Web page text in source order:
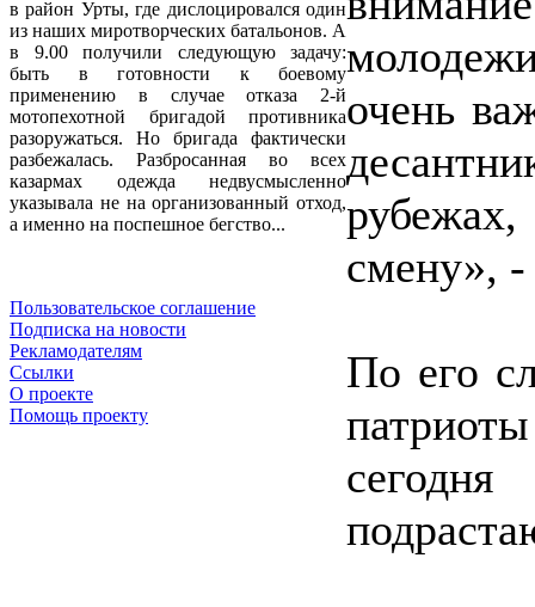
в район Урты, где дислоцировался один
из наших миротворческих батальонов. А
в 9.00 получили следующую задачу:
быть в готовности к боевому
применению в случае отказа 2-й
мотопехотной бригадой противника
разоружаться. Но бригада фактически
разбежалась. Разбросанная во всех
казармах одежда недвусмысленно
указывала не на организованный отход,
а именно на поспешное бегство...
Пользовательское соглашение
Подписка на новости
Рекламодателям
Ссылки
О проекте
Помощь проекту
очень
смену», -
По его